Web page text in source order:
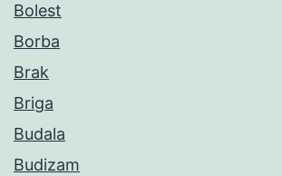
Bolest
Borba
Brak
Briga
Budala
Budizam